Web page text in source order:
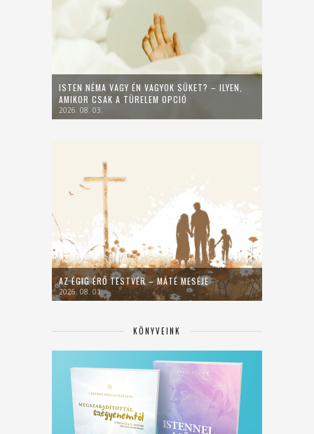
ISTEN NÉMA VAGY ÉN VAGYOK SÜKET? – ILYEN,
AMIKOR CSAK A TÜRELEM OPCIÓ
2026. 08. 03.
AZ ÉGIG ÉRŐ TESTVÉR – MÁTÉ MESÉJE
2026. 08. 01.
KÖNYVEINK